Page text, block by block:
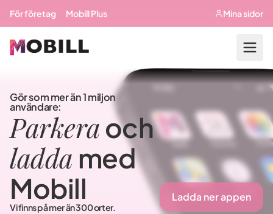
För företag Mobill Plus Mina sidor
Gör som mer än 1 miljon
användare:
Parkeraoch
ladda med
Mobill
Vi finns på mer än 300 orter.
Ladda ner appen